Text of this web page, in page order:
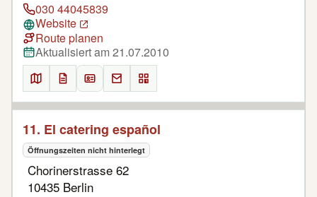
030 44045839
Website
Route planen
Aktualisiert am 21.07.2010
11. El catering español
Öffnungszeiten nicht hinterlegt
Chorinerstrasse 62
10435 Berlin